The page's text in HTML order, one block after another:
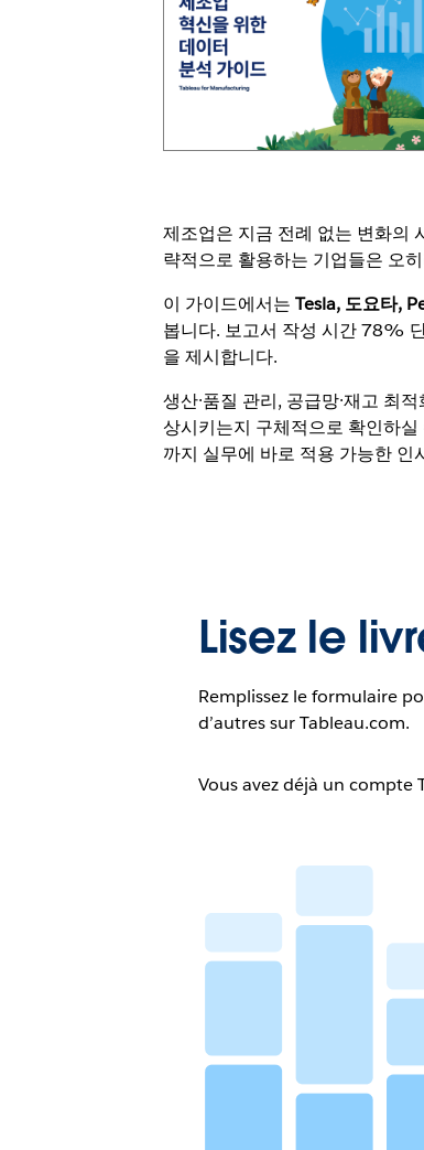
제조업은 지금 전례 없는 변화의
략적으로 활용하는 기업들은 오
이 가이드에서는 Tesla, 도요타,
봅니다. 보고서 작성 시간 78%
을 제시합니다.
생산·품질 관리, 공급망·재고 최
상시키는지 구체적으로 확인하
까지 실무에 바로 적용 가능한 인
Lisez le
Remplissez le formulaire
d’autres sur Tableau.com.
Vous avez déjà un compte